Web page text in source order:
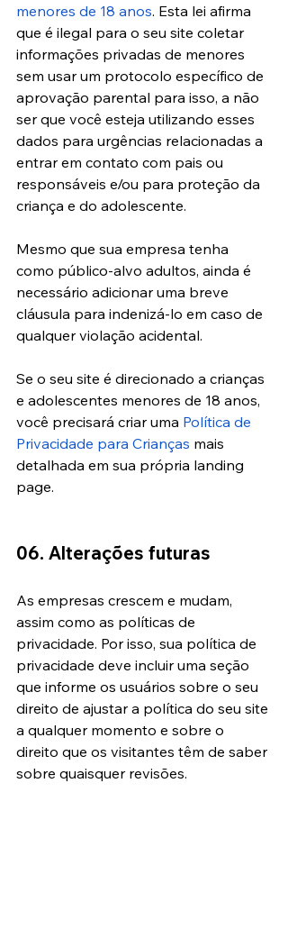
menores de 18 anos. Esta lei afirma
que é ilegal para o seu site coletar
informações privadas de menores
sem usar um protocolo específico de
aprovação parental para isso, a não
ser que você esteja utilizando esses
dados para urgências relacionadas a
entrar em contato com pais ou
responsáveis e/ou para proteção da
criança e do adolescente.
Mesmo que sua empresa tenha
como público-alvo adultos, ainda é
necessário adicionar uma breve
cláusula para indenizá-lo em caso de
qualquer violação acidental.
Se o seu site é direcionado a crianças
e adolescentes menores de 18 anos,
você precisará criar uma Política de
Privacidade para Crianças mais
detalhada em sua própria landing
page.
06. Alterações futuras
As empresas crescem e mudam,
assim como as políticas de
privacidade. Por isso, sua política de
privacidade deve incluir uma seção
que informe os usuários sobre o seu
direito de ajustar a política do seu site
a qualquer momento e sobre o
direito que os visitantes têm de saber
sobre quaisquer revisões.